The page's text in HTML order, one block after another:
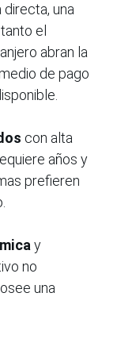
una
el
abran la
de pago
con alta
años y
prefieren
y
no
una